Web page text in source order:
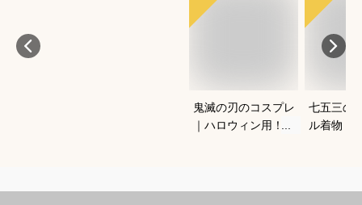
鬼滅の刃のコスプレ
｜ハロウィン用！キ
七五三の
ル着物（